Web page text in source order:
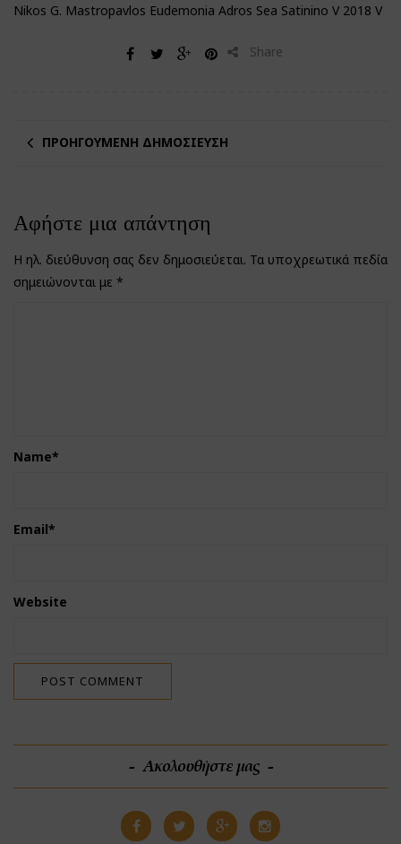
Nikos G. Mastropavlos Eudemonia Adros Sea Satinino V 2018 V
Share
ΠΡΟΗΓΟΎΜΕΝΗ ΔΗΜΟΣΊΕΥΣΗ
Αφήστε μια απάντηση
Η ηλ. διεύθυνση σας δεν δημοσιεύεται. Τα υποχρεωτικά πεδία
σημειώνονται με *
Name*
Email*
Website
Ακολουθήστε μας